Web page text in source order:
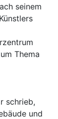
seinem
Thema
schrieb,
und